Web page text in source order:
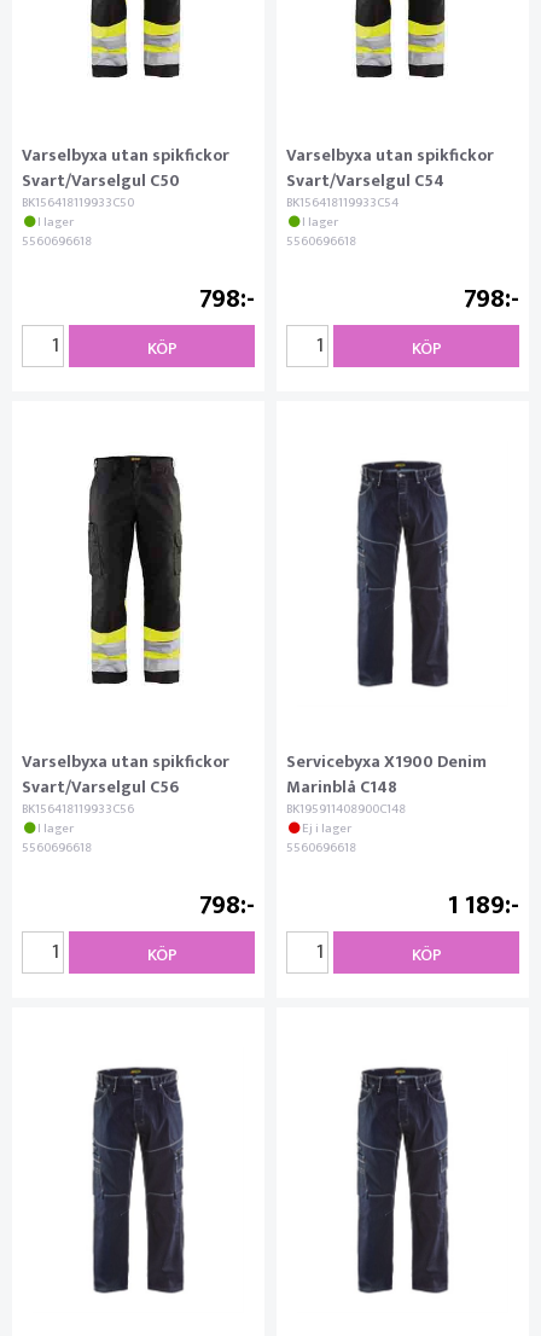
Varselbyxa utan spikfickor
Svart/Varselgul C50
BK156418119933C50
I lager
5560696618
798
KÖP
Varselbyxa utan spikfickor
Svart/Varselgul C54
BK156418119933C54
I lager
5560696618
798
KÖP
Varselbyxa utan spikfickor
Svart/Varselgul C56
BK156418119933C56
I lager
5560696618
798
KÖP
Servicebyxa X1900 Denim
Marinblå C148
BK195911408900C148
Ej i lager
5560696618
1 189
KÖP